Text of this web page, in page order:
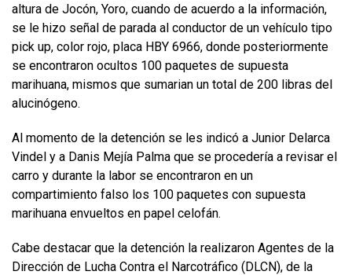
altura de Jocón, Yoro, cuando de acuerdo a la información,
se le hizo señal de parada al conductor de un vehículo tipo
pick up, color rojo, placa HBY 6966, donde posteriormente
se encontraron ocultos 100 paquetes de supuesta
marihuana, mismos que sumarian un total de 200 libras del
alucinógeno.
Al momento de la detención se les indicó a Junior Delarca
Vindel y a Danis Mejía Palma que se procedería a revisar el
carro y durante la labor se encontraron en un
compartimiento falso los 100 paquetes con supuesta
marihuana envueltos en papel celofán.
Cabe destacar que la detención la realizaron Agentes de la
Dirección de Lucha Contra el Narcotráfico (DLCN), de la